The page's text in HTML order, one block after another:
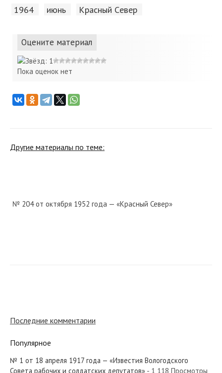
1964 июнь Красный Cевер
Оцените материал
Пока оценок нет
Другие материалы по теме:
№ 204 от октября 1952 года — «Красный Север»
№ 279 от декабря 1934 года — «Красный Север»
Последние комментарии
Популярное
№ 1 от 18 апреля 1917 года — «Известия Вологодского
Совета рабочих и солдатских депутатов» - 1 118 Просмотры